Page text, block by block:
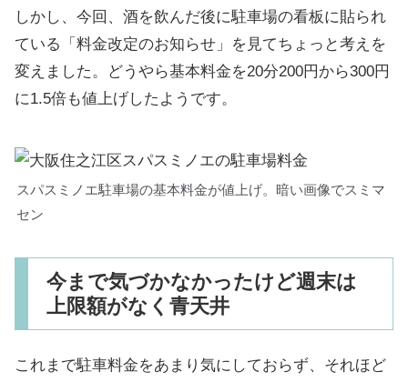
しかし、今回、酒を飲んだ後に駐車場の看板に貼られ
ている「料金改定のお知らせ」を見てちょっと考えを
変えました。どうやら基本料金を20分200円から300円
に1.5倍も値上げしたようです。
スパスミノエ駐車場の基本料金が値上げ。暗い画像でスミマ
セン
今まで気づかなかったけど週末は
上限額がなく青天井
これまで駐車料金をあまり気にしておらず、それほど